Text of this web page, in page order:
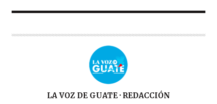
LA VOZ DE GUATE · REDACCIÓN